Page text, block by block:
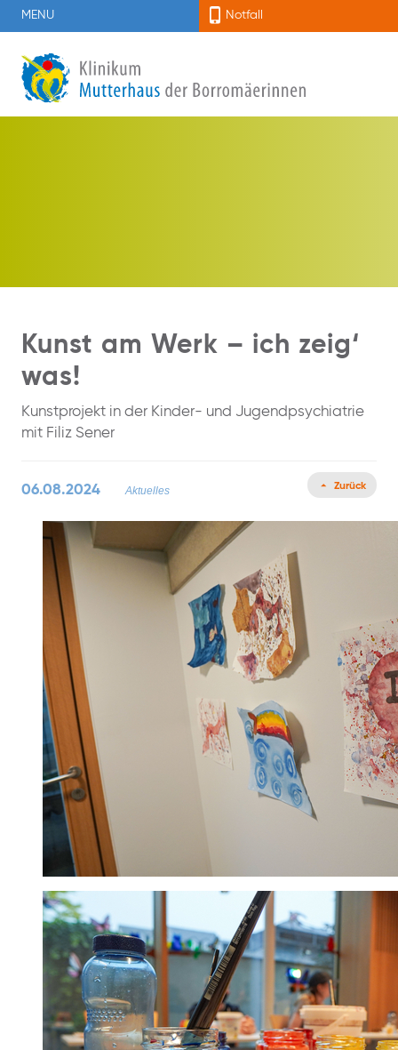
MENU Notfall
Kunst am Werk – ich zeig‘
was!
Kunstprojekt in der Kinder- und Jugendpsychiatrie
mit Filiz Sener
06.08.2024 Aktuelles Zurück